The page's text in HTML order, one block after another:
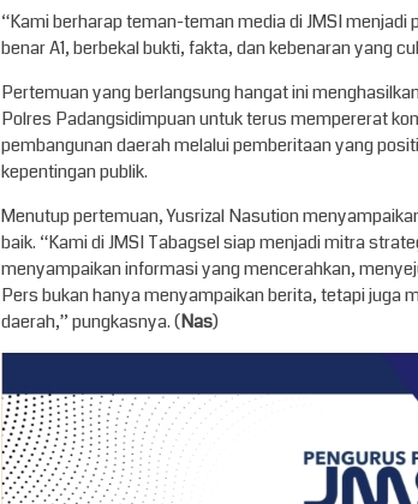
“Kami berharap teman-teman media di JMSI
benar A1, berbekal bukti, fakta, dan kebenaran yang
Pertemuan yang berlangsung hangat ini
Polres Padangsidimpuan untuk terus mempererat
pembangunan daerah melalui pemberitaan yang
kepentingan publik.
Menutup pertemuan, Yusrizal Nasution
baik. “Kami di JMSI Tabagsel siap menjadi mitra
menyampaikan informasi yang mencerahkan,
Pers bukan hanya menyampaikan berita, tetapi juga
daerah,” pungkasnya. (Nas)